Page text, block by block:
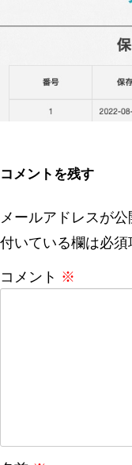
コメントを残す
メールアドレスが公
付いている欄は必須
コメント ※